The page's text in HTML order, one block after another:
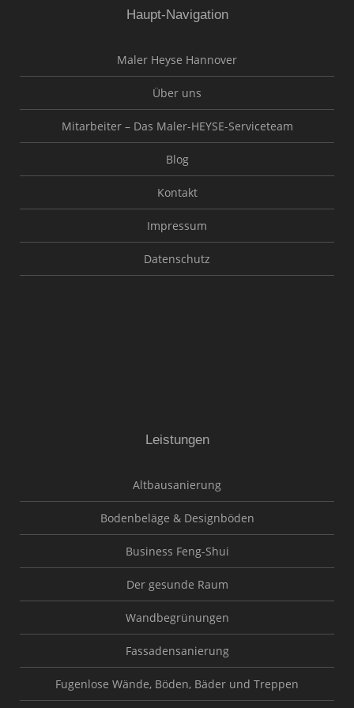
Haupt-Navigation
Maler Heyse Hannover
Über uns
Mitarbeiter – Das Maler-HEYSE-Serviceteam
Blog
Kontakt
Impressum
Datenschutz
Leistungen
Altbausanierung
Bodenbeläge & Designböden
Business Feng-Shui
Der gesunde Raum
Wandbegrünungen
Fassadensanierung
Fugenlose Wände, Böden, Bäder und Treppen